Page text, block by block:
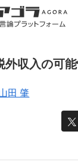
外収入の可
田 肇